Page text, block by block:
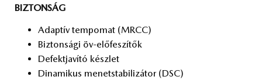
BIZTONSÁG
Adap­tív tem­po­mat (MRCC)
Biz­ton­sá­gi öv-elő­fe­szí­tők
De­fekt­ja­ví­tó kész­let
Di­na­mi­kus me­net­sta­bi­li­zá­tor (DSC)